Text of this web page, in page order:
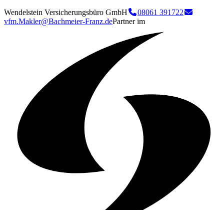
Wendelstein Versicherungsbüro GmbH
08061 391722
vfm.Makler@Bachmeier-Franz.dePartner im